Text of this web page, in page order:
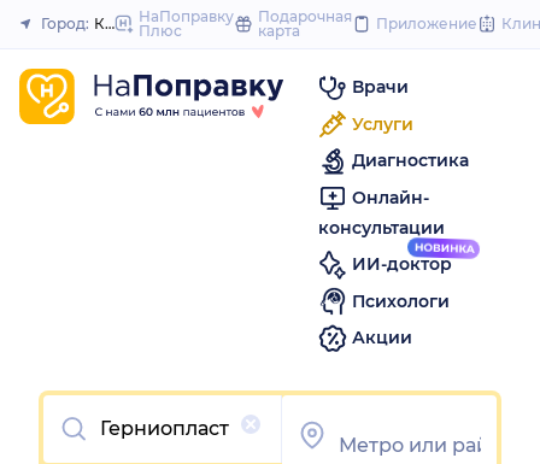
to
Закрыть
Город: КазаньНаПоправку
Плюс
Подарочная
карта
Приложение
Врачи
Услуги
Диагностика
Онлайн-
консультации
ИИ-доктор
Психологи
Акции
Очистить